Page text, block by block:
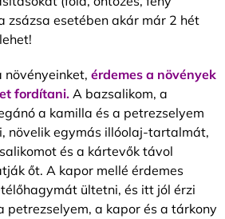
zsázsa esetében akár már 2 hét
érdemes a növények
fordítani. A bazsalikom, a
a kamilla és a petrezselyem
növelik egymás illóolaj-tartalmát,
és a kártevők távol
őt. A kapor mellé érdemes
ültetni, és itt jól érzi
petrezselyem, a kapor és a tárkony